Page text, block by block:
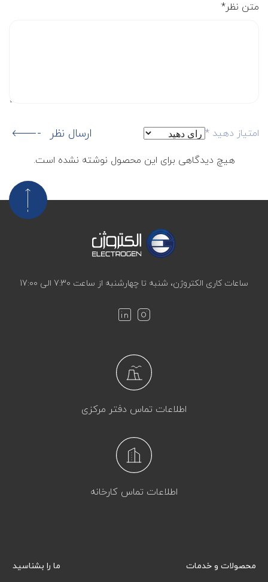
متن نظر*
امتیاز دهید * ارسال نظر
هیچ دیدگاهی برای این محصول نوشته نشده است.
ساعات کاری الکتروژن، شنبه تا چهارشنبه از ساعت 7:30 الی 17:00
اطلاعات تماس دفتر مرکزی
اطلاعات تماس کارخانه
محصولات و خدمات ما را بشناسید